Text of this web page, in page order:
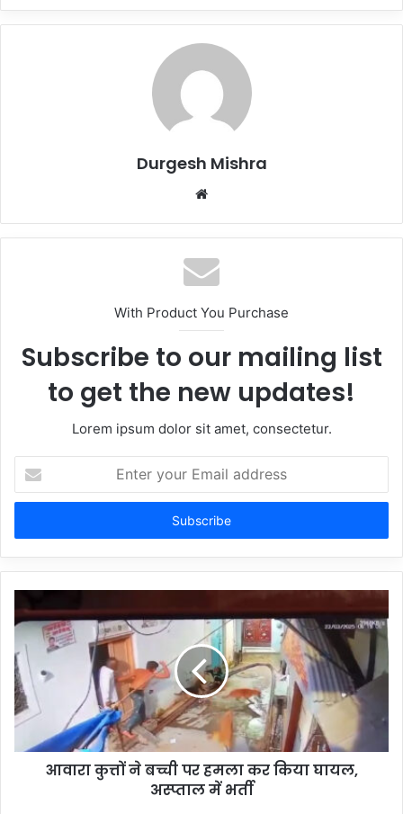
Durgesh Mishra
Website
With Product You Purchase
Subscribe to our mailing list
to get the new updates!
Lorem ipsum dolor sit amet, consectetur.
your
Email
आवारा कुत्तों ने बच्ची पर हमला कर किया घायल,
अस्प्ताल में भर्ती